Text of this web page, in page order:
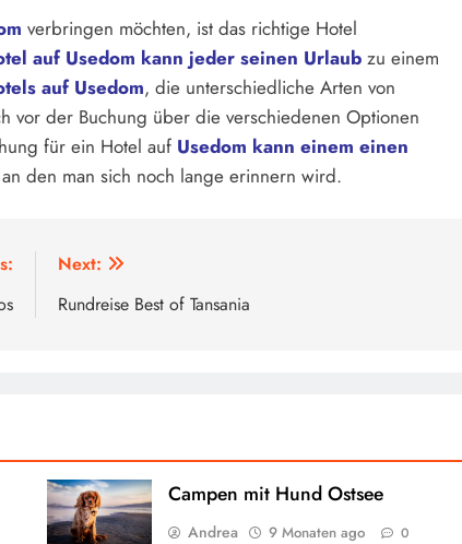
verbringen möchten, ist das richtige Hotel
auf Usedom kann jeder seinen Urlaub zu einem
auf Usedom, die unterschiedliche Arten von
vor der Buchung über die verschiedenen Optionen
für ein Hotel auf Usedom kann einem einen
den man sich noch lange erinnern wird.
Next:
Rundreise Best of Tansania
Campen mit Hund Ostsee
Andrea 9 Monaten ago 0